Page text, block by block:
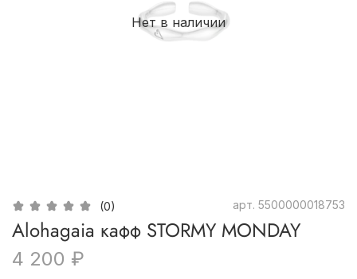
Нет в наличии
(0) арт. 5500000018753
Alohagaia кафф STORMY MONDAY
4 200 ₽